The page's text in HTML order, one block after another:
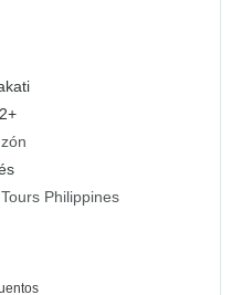
Philippines